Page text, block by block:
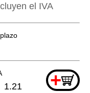
el IVA
+
1.21